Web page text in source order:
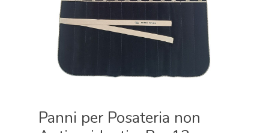
Panni per Posateria non